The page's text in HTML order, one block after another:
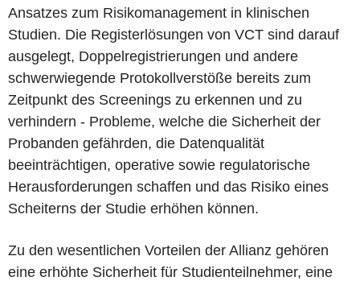
Ansatzes zum Risikomanagement in klinischen
Studien. Die Registerlösungen von VCT sind darauf
ausgelegt, Doppelregistrierungen und andere
schwerwiegende Protokollverstöße bereits zum
Zeitpunkt des Screenings zu erkennen und zu
verhindern - Probleme, welche die Sicherheit der
Probanden gefährden, die Datenqualität
beeinträchtigen, operative sowie regulatorische
Herausforderungen schaffen und das Risiko eines
Scheiterns der Studie erhöhen können.
Zu den wesentlichen Vorteilen der Allianz gehören
eine erhöhte Sicherheit für Studienteilnehmer, eine